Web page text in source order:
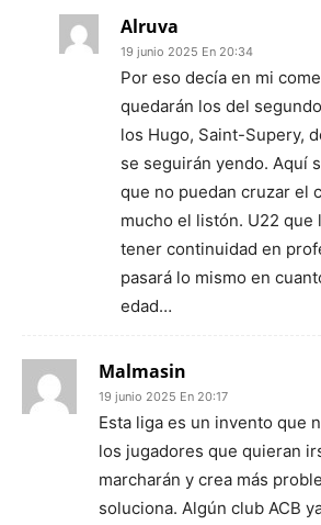
Alruva
19 junio 2025 En 20:34
Por eso decía en mi
quedarán los del
los Hugo, Saint-Supery,
se seguirán yendo. Aquí
que no puedan cruzar el
mucho el listón. U22 que
tener continuidad en
pasará lo mismo en
edad…
Malmasin
19 junio 2025 En 20:17
Esta liga es un invento que
los jugadores que quieran
marcharán y crea más
soluciona. Algún club ACB